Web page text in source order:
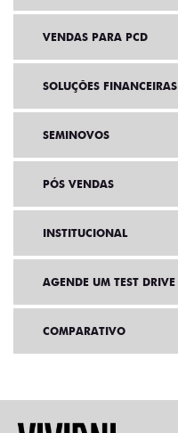
VENDAS PARA PCD
SOLUÇÕES FINANCEIRAS
SEMINOVOS
PÓS VENDAS
INSTITUCIONAL
AGENDE UM TEST DRIVE
COMPARATIVO